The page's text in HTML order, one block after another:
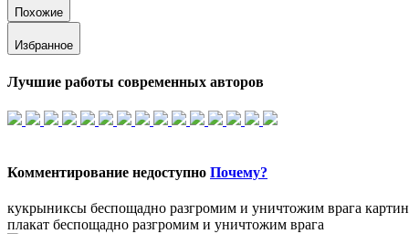
Похожие
Избранное
Лучшие работы современных авторов
Комментирование недоступно Почему?
кукрыниксы беспощадно разгромим и уничтожим врага
плакат беспощадно разгромим и уничтожим врага